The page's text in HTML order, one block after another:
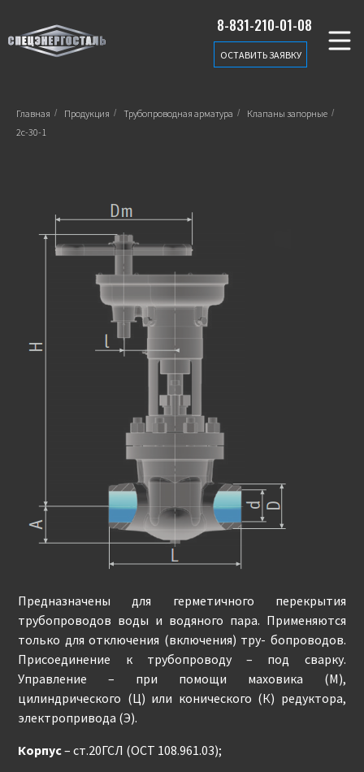
8-831-210-01-08
ОСТАВИТЬ ЗАЯВКУ
Главная / Продукция / Трубопроводная арматура / Клапаны запорные /
2с-30-1
Предназначены для герметичного перекрытия
трубопроводов воды и водяного пара. Применяются
только для отключения (включения) тру- бопроводов.
Присоединение к трубопроводу – под сварку.
Управление – при помощи маховика (М),
цилиндрического (Ц) или конического (К) редуктора,
электропривода (Э).
Корпус– ст.20ГСЛ (ОСТ 108.961.03);